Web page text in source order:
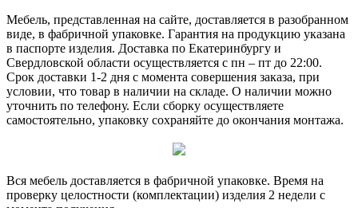
Мебель, представленная на сайте, доставляется в разобранном
виде, в фабричной упаковке. Гарантия на продукцию указана
в паспорте изделия. Доставка по Екатеринбургу и
Свердловской области осуществляется с пн – пт до 22:00.
Срок доставки 1-2 дня с момента совершения заказа, при
условии, что товар в наличии на складе. О наличии можно
уточнить по телефону. Если сборку осуществляете
самостоятельно, упаковку сохраняйте до окончания монтажа.
Вся мебель доставляется в фабричной упаковке. Время на
проверку целостности (комплектации) изделия 2 недели с